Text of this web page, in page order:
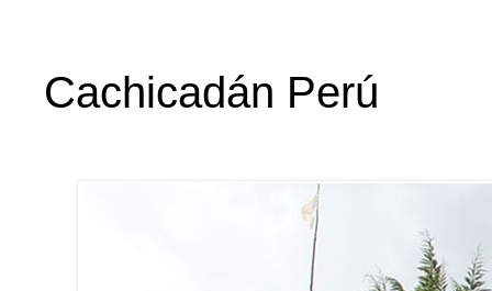
Cachicadán Perú